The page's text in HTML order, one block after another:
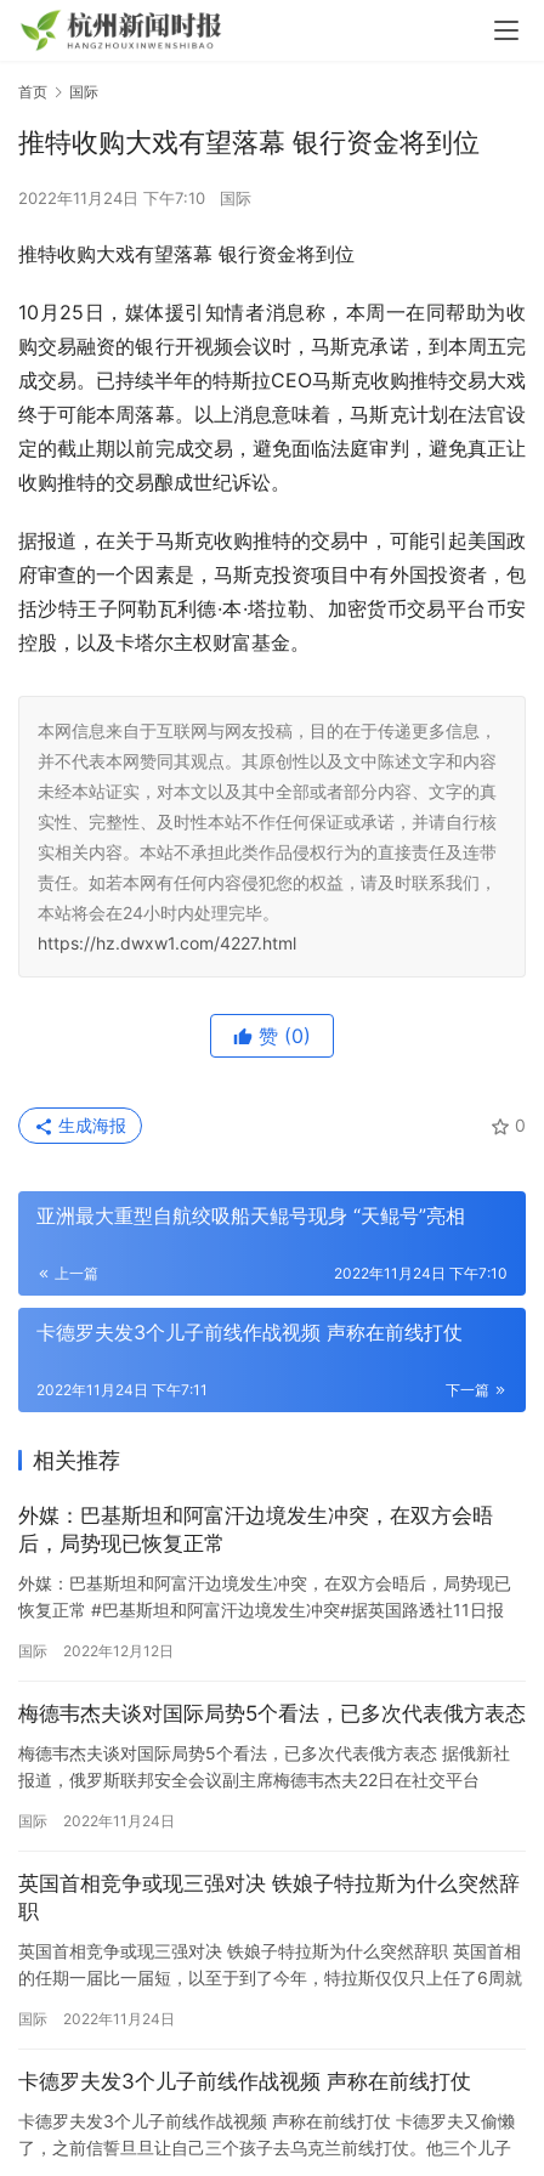
首页 国际
推特收购大戏有望落幕 银行资金将到位
2022年11月24日 下午7:10 国际
推特收购大戏有望落幕 银行资金将到位
10月25日，媒体援引知情者消息称，本周一在同帮助为收
购交易融资的银行开视频会议时，马斯克承诺，到本周五完
成交易。已持续半年的特斯拉CEO马斯克收购推特交易大戏
终于可能本周落幕。以上消息意味着，马斯克计划在法官设
定的截止期以前完成交易，避免面临法庭审判，避免真正让
收购推特的交易酿成世纪诉讼。
据报道，在关于马斯克收购推特的交易中，可能引起美国政
府审查的一个因素是，马斯克投资项目中有外国投资者，包
括沙特王子阿勒瓦利德·本·塔拉勒、加密货币交易平台币安
控股，以及卡塔尔主权财富基金。
本网信息来自于互联网与网友投稿，目的在于传递更多信息，
并不代表本网赞同其观点。其原创性以及文中陈述文字和内容
未经本站证实，对本文以及其中全部或者部分内容、文字的真
实性、完整性、及时性本站不作任何保证或承诺，并请自行核
实相关内容。本站不承担此类作品侵权行为的直接责任及连带
责任。如若本网有任何内容侵犯您的权益，请及时联系我们，
本站将会在24小时内处理完毕。
https://hz.dwxw1.com/4227.html
赞 (0)
0
生成海报
亚洲最大重型自航绞吸船天鲲号现身 “天鲲号”亮相
上一篇 2022年11月24日 下午7:10
卡德罗夫发3个儿子前线作战视频 声称在前线打仗
下一篇
2022年11月24日 下午7:11
相关推荐
外媒：巴基斯坦和阿富汗边境发生冲突，在双方会晤
后，局势现已恢复正常
外媒：巴基斯坦和阿富汗边境发生冲突，在双方会晤后，局势现已
恢复正常 #巴基斯坦和阿富汗边境发生冲突#据英国路透社11日报
在当天两国跨境交火中死亡。巴基斯坦军方官员称，阿富汗临时政
的查曼边境过境点，使用包括火炮和迫击炮在内的武器向巴基斯坦
平民…
国际 2022年12月12日
梅德韦杰夫谈对国际局势5个看法，已多次代表俄方表态
梅德韦杰夫谈对国际局势5个看法，已多次代表俄方表态 据俄新社
报道，俄罗斯联邦安全会议副主席梅德韦杰夫22日在社交平台
谓“基于规则的秩序”的“恶劣观念”。 梅德韦杰夫22日在所发文章中对
优先事项——保护本国公民和保卫国家独立放在首位…
国际 2022年11月24日
英国首相竞争或现三强对决 铁娘子特拉斯为什么突然辞
职
英国首相竞争或现三强对决 铁娘子特拉斯为什么突然辞职 英国首相
的任期一届比一届短，以至于到了今年，特拉斯仅仅只上任了6周就
有4个字—“经济增长”。基于她的就职承诺，“低税，高经济增长才能
元）的一揽子减税计划，这让富人更富的同时，增加了市…
国际 2022年11月24日
卡德罗夫发3个儿子前线作战视频 声称在前线打仗
卡德罗夫发3个儿子前线作战视频 声称在前线打仗 卡德罗夫又偷懒
了，之前信誓旦旦让自己三个孩子去乌克兰前线打仗。他三个儿子